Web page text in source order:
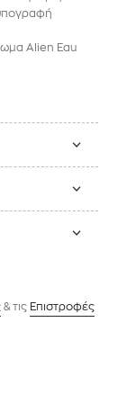
Alien Eau
& τις Επιστροφές